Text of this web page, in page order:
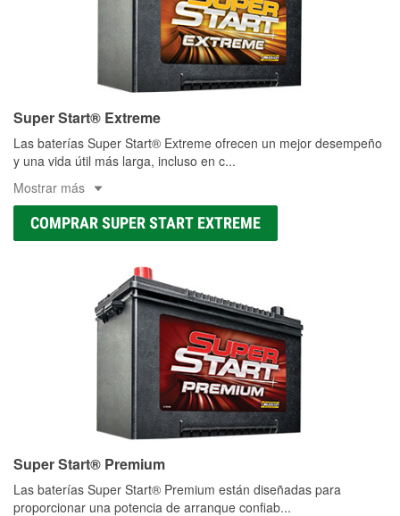
Super Start® Extreme
Las baterías Super Start® Extreme ofrecen un mejor desempeño
y una vida útil más larga, incluso en c...
Mostrar más
COMPRAR SUPER START EXTREME
Super Start® Premium
Las baterías Super Start® Premium están diseñadas para
proporcionar una potencia de arranque confiab...